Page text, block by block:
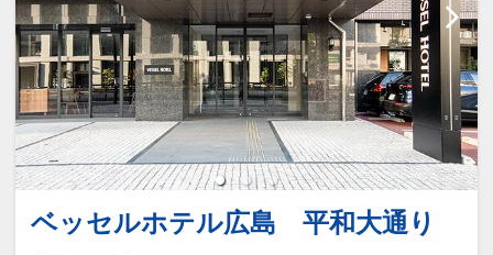
ベッセルホテル広島 平和大通り